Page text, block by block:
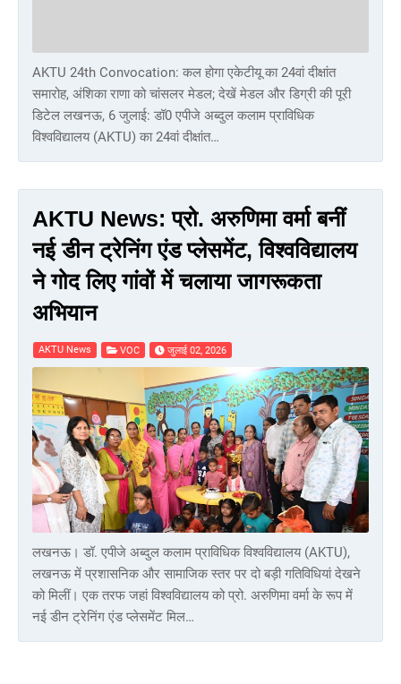
AKTU 24th Convocation: कल होगा एकेटीयू का 24वां दीक्षांत
समारोह, अंशिका राणा को चांसलर मेडल; देखें मेडल और डिग्री की पूरी
डिटेल लखनऊ, 6 जुलाई: डॉ0 एपीजे अब्दुल कलाम प्राविधिक
विश्वविद्यालय (AKTU) का 24वां दीक्षांत…
AKTU News: प्रो. अरुणिमा वर्मा बनीं
नई डीन ट्रेनिंग एंड प्लेसमेंट, विश्वविद्यालय
ने गोद लिए गांवों में चलाया जागरूकता
अभियान
AKTU News VOC जुलाई 02, 2026
लखनऊ। डॉ. एपीजे अब्दुल कलाम प्राविधिक विश्वविद्यालय (AKTU),
लखनऊ में प्रशासनिक और सामाजिक स्तर पर दो बड़ी गतिविधियां देखने
को मिलीं। एक तरफ जहां विश्वविद्यालय को प्रो. अरुणिमा वर्मा के रूप में
नई डीन ट्रेनिंग एंड प्लेसमेंट मिल…